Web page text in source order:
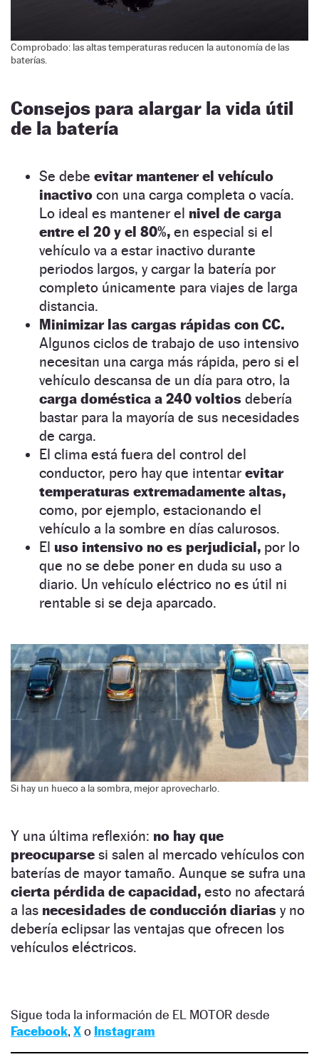
Comprobado: las altas temperaturas reducen la autonomía de las
baterías.
Consejos para alargar la vida útil
de la batería
Se debe evitar mantener el vehículo
inactivo con una carga completa o vacía.
Lo ideal es mantener el nivel de carga
entre el 20 y el 80%, en especial si el
vehículo va a estar inactivo durante
periodos largos, y cargar la batería por
completo únicamente para viajes de larga
distancia.
Minimizar las cargas rápidas con CC.
Algunos ciclos de trabajo de uso intensivo
necesitan una carga más rápida, pero si el
vehículo descansa de un día para otro, la
carga doméstica a 240 voltios debería
bastar para la mayoría de sus necesidades
de carga.
El clima está fuera del control del
conductor, pero hay que intentar evitar
temperaturas extremadamente altas,
como, por ejemplo, estacionando el
vehículo a la sombre en días calurosos.
El uso intensivo no es perjudicial, por lo
que no se debe poner en duda su uso a
diario. Un vehículo eléctrico no es útil ni
rentable si se deja aparcado.
Si hay un hueco a la sombra, mejor aprovecharlo.
Y una última reflexión: no hay que
preocuparse si salen al mercado vehículos con
baterías de mayor tamaño. Aunque se sufra una
cierta pérdida de capacidad, esto no afectará
a las necesidades de conducción diarias y no
debería eclipsar las ventajas que ofrecen los
vehículos eléctricos.
Sigue toda la información de EL MOTOR desde
Facebook, Xo Instagram